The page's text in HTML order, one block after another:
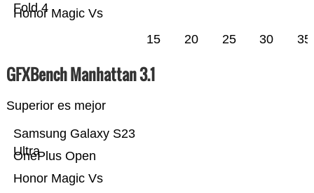
Honor Magic Vs
Fold 4
15 20 25 30 35
GFXBench Manhattan 3.1
Superior es mejor
Honor Magic Vs
OnePlus Open
Samsung Galaxy S23
Ultra